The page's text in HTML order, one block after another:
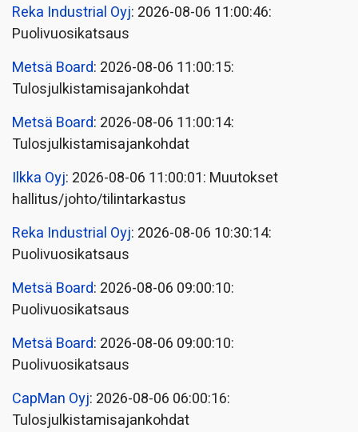
Reka Industrial Oyj: 2026-08-06 11:00:46:
Puolivuosikatsaus
Metsä Board: 2026-08-06 11:00:15:
Tulosjulkistamisajankohdat
Metsä Board: 2026-08-06 11:00:14:
Tulosjulkistamisajankohdat
Ilkka Oyj: 2026-08-06 11:00:01: Muutokset
hallitus/johto/tilintarkastus
Reka Industrial Oyj: 2026-08-06 10:30:14:
Puolivuosikatsaus
Metsä Board: 2026-08-06 09:00:10:
Puolivuosikatsaus
Metsä Board: 2026-08-06 09:00:10:
Puolivuosikatsaus
CapMan Oyj: 2026-08-06 06:00:16:
Tulosjulkistamisajankohdat